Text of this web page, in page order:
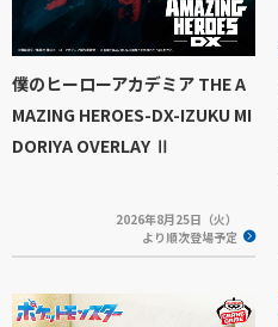
僕のヒーローアカデミア THE A
MAZING HEROES-DX-IZUKU MI
DORIYA OVERLAY Ⅱ
2026年8月25日（火）
より順次登場予定